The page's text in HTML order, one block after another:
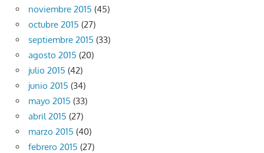
noviembre 2015 (45)
octubre 2015 (27)
septiembre 2015 (33)
agosto 2015 (20)
julio 2015 (42)
junio 2015 (34)
mayo 2015 (33)
abril 2015 (27)
marzo 2015 (40)
febrero 2015 (27)